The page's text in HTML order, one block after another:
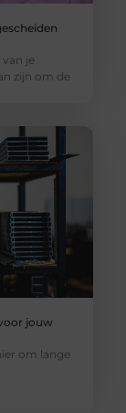
je
zijn om de
jouw
om lange